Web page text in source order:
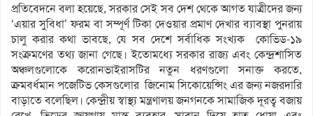
প্রতিবেদনে বলা হয়েছে, সরকার সেই সব দেশ থেকে আগত যাত্রীদের জন্য
‘এয়ার সুবিধা’ ফরম বা সম্পূর্ণ টিকা দেওয়ার প্রমাণ দেখার ব্যাবস্থা পুনরায়
চালু করার কথা ভাবছে, যে সব দেশে সর্বাধিক সংখ্যক কোভিড-১৯
সংক্রমণের তথ্য জানা গেছে। ইতোমধ্যে সরকার রাজ্য এবং কেন্দ্রশাসিত
অঞ্চলগুলোকে করোনভাইরাসটির নতুন ধরণগুলো সনাক্ত করতে,
ক্রমবর্ধমান পজেটিভ কেসগুলোর জিনোম সিকোয়েন্সিং এর জন্য নজরদারি
বাড়াতে বলেছিল। কেন্দ্রীয় স্বাস্থ্য মন্ত্রণালয় জনগনকে সামাজিক দূরত্ব বজায়